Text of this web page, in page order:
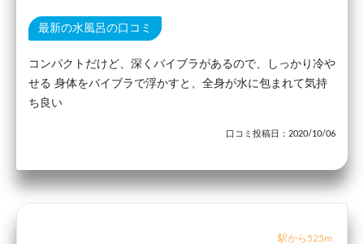
最新の水風呂の口コミ
コンパクトだけど、深くバイブラがあるので、しっかり冷や
せる 身体をバイブラで浮かすと、全身が水に包まれて気持
ち良い
口コミ投稿日：2020/10/06
駅から525m